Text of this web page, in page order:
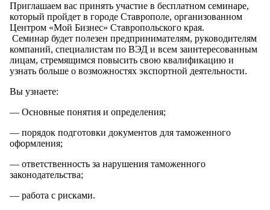
Приглашаем вас принять участие в бесплатном семинаре,
который пройдет в городе Ставрополе, организованном
Центром «Мой Бизнес» Ставропольского края.
Семинар будет полезен предпринимателям, руководителям
компаний, специалистам по ВЭД и всем заинтересованным
лицам, стремящимся повысить свою квалификацию и
узнать больше о возможностях экспортной деятельности.
Вы узнаете:
— Основные понятия и определения;
— порядок подготовки документов для таможенного
оформления;
— ответственность за нарушения таможенного
законодательства;
— работа с рисками.